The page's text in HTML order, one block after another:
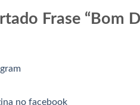
Frase “Bom
no facebook